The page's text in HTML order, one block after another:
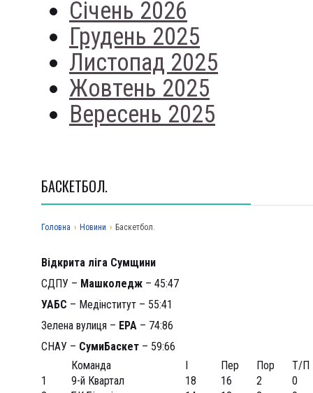
Січень 2026
Грудень 2025
Листопад 2025
Жовтень 2025
Вересень 2025
БАСКЕТБОЛ.
Головна › Новини › Баскетбол.
Відкрита ліга Сумщини
СДПУ – Машколедж – 45:47
УАБС – Медінститут – 55:41
Зелена вулиця – ЕРА – 74:86
СНАУ – СумиБаскет – 59:66
Команда
І Пер Пор
Т/П
1
9-й Квартал 18 16 2
0